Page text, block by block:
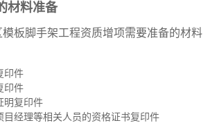
材料准备
板脚手架工程资质增项需要准备的材料
印件
印件
明复印件
目经理等相关人员的资格证书复印件